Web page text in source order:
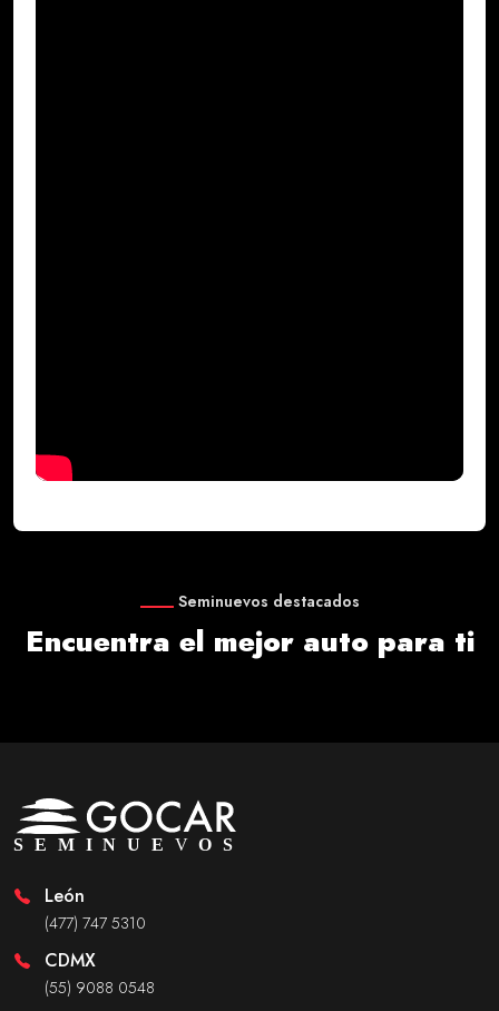
Seminuevos destacados
Encuentra el mejor auto para ti
León
(477) 747 5310
CDMX
(55) 9088 0548